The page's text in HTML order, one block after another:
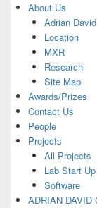
About Us
Adrian
Location
MXR
Research
Site Map
Awards/Prizes
Contact Us
People
Projects
All Projects
Lab Start
Software
ADRIAN DAVID